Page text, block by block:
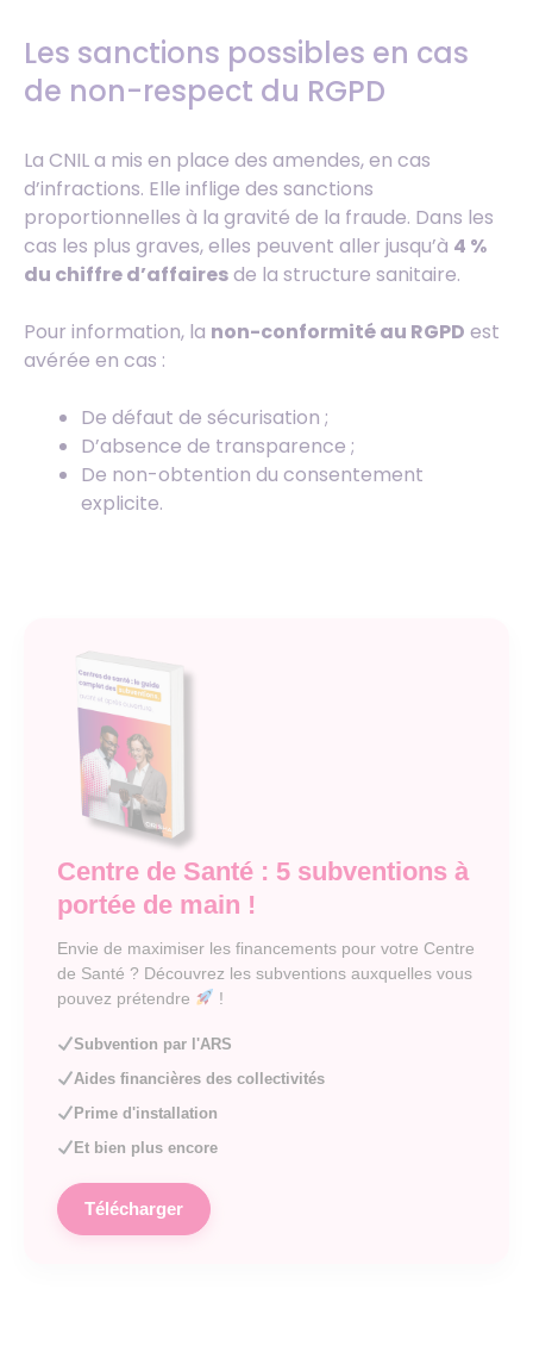
Les sanctions possibles en cas
de non-respect du RGPD
La CNIL a mis en place des amendes, en cas
d’infractions. Elle inflige des sanctions
proportionnelles à la gravité de la fraude. Dans les
cas les plus graves, elles peuvent aller jusqu’à 4 %
du chiffre d’affairesde la structure sanitaire.
Pour information, la non-conformité au RGPD est
avérée en cas :
De défaut de sécurisation ;
D’absence de transparence ;
De non-obtention du consentement
explicite.
Centre de Santé : 5 subventions à
portée de main !
Envie de maximiser les financements pour votre Centre
de Santé ? Découvrez les subventions auxquelles vous
pouvez prétendre
!
Subvention par l'ARS
Aides financières des collectivités
Prime d'installation
Et bien plus encore
Télécharger